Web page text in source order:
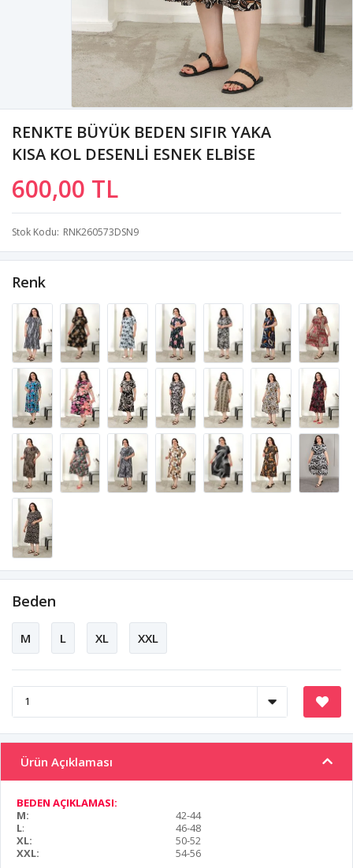
RENKTE BÜYÜK BEDEN SIFIR YAKA
KISA KOL DESENLİ ESNEK ELBİSE
600,00 TL
Stok Kodu RNK260573DSN9
Renk
Beden
M L XL XXL
Ürün Açıklaması
BEDEN AÇIKLAMASI:
M:
42-44
L:
46-48
XL:
50-52
XXL:
54-56